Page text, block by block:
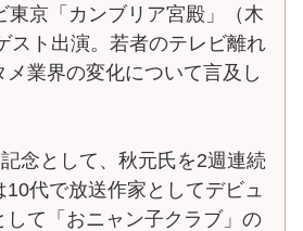
東京「カンブリア宮殿」（木
スト出演。若者のテレビ離れ
業界の変化について言及し
念として、秋元氏を2週連続
代で放送作家としてデビュ
して「おニャン子クラブ」の